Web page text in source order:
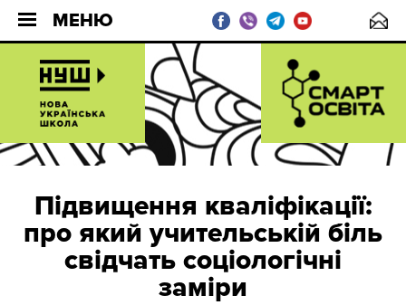
МЕНЮ
Підвищення кваліфікації:
про який учительській біль
свідчать соціологічні
заміри